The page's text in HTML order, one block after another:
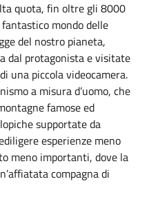
quota, fin oltre gli 8000
mondo delle
del nostro pianeta,
dal protagonista e visitate
una piccola videocamera.
a misura d’uomo, che
famose ed
supportate da
esperienze meno
meno importanti, dove la
compagna di